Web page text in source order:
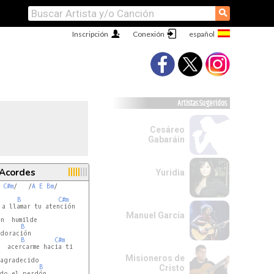
⚲
Conexión
Inscripción
C#m/   /A E Bm/
B
C#m
a llamar tu atención
humilde
B
B
C#m
acercarme hacia ti
B
Artistas Sugeridos
Cesáreo
Gabaráin
Yuridia
Manuel García
Misioneros de
Cristo